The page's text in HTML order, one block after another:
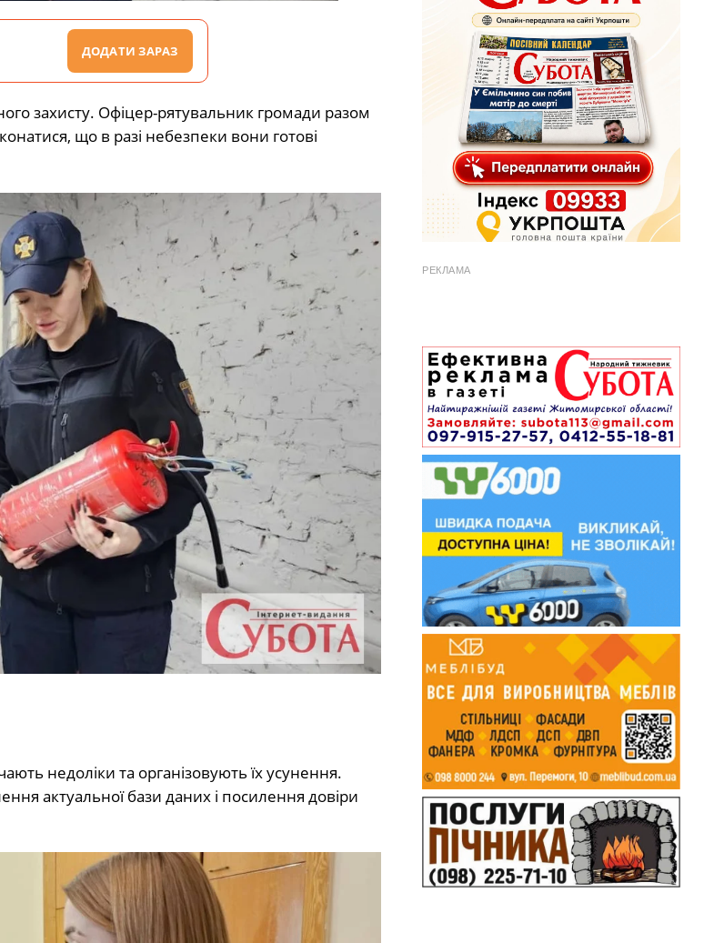
ДОДАТИ ЗАРАЗ
захисту. Офіцер-рятувальник громади разом
що в разі небезпеки вони готові
недоліки та організовують їх усунення.
актуальної бази даних і посилення довіри
РЕКЛАМА